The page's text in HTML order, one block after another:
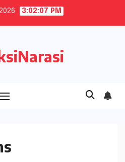
3:02:07 PM